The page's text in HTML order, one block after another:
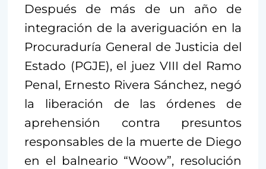
Después de más de un año de
integración de la averiguación en la
Procuraduría General de Justicia del
Estado (PGJE), el juez VIII del Ramo
Penal, Ernesto Rivera Sánchez, negó
la liberación de las órdenes de
aprehensión contra presuntos
responsables de la muerte de Diego
en el balneario “Woow”, resolución